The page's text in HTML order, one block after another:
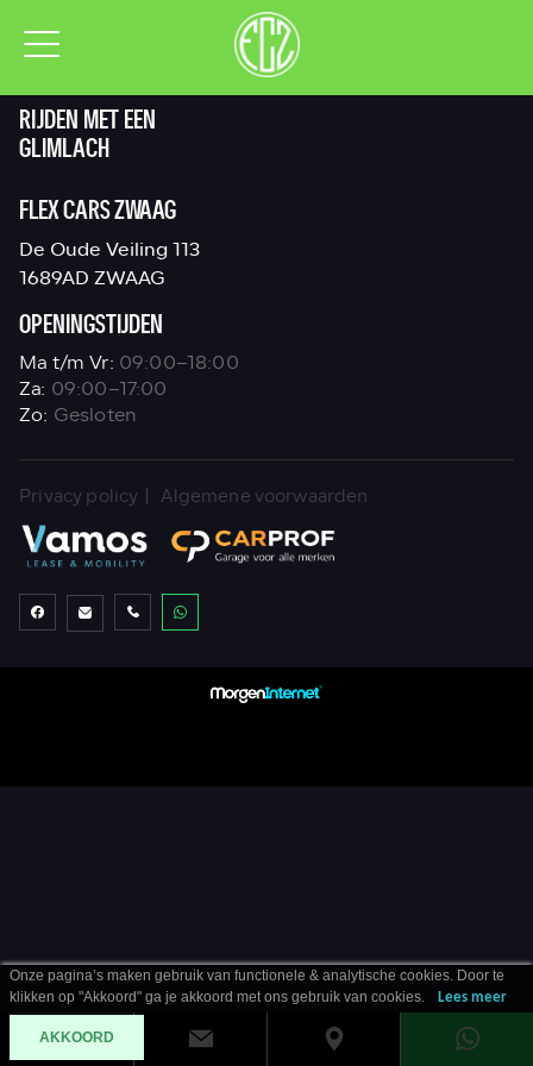
verkoop@Flexcarszwaag.nl
RIJDEN MET EEN
GLIMLACH
FLEX CARS ZWAAG
De Oude Veiling 113
1689AD ZWAAG
OPENINGSTIJDEN
Ma t/m Vr: 09:00–18:00
Za: 09:00–17:00
Zo: Gesloten
Privacy policy | Algemene voorwaarden
Onze pagina’s maken gebruik van functionele & analytische cookies. Door te
klikken op "Akkoord" ga je akkoord met ons gebruik van cookies.
Lees meer
AKKOORD